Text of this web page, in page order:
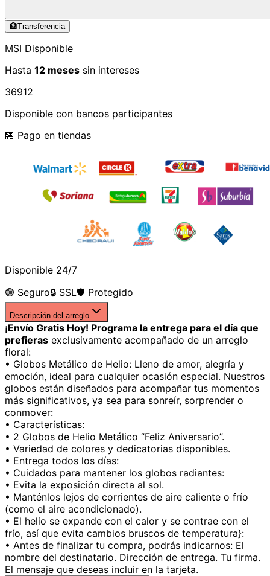
🏦Transferencia
MSI Disponible
Hasta 12 meses sin intereses
36912
Disponible con bancos participantes
🏪 Pago en tiendas
Disponible 24/7
🟢 Seguro🔒 SSL🛡️ Protegido
Descripción del arreglo
¡Envío Gratis Hoy! Programa la entrega para el día que
prefieras exclusivamente acompañado de un arreglo
floral:
• Globos Metálico de Helio: Lleno de amor, alegría y
emoción, ideal para cualquier ocasión especial. Nuestros
globos están diseñados para acompañar tus momentos
más significativos, ya sea para sonreír, sorprender o
conmover:
• Características:
• 2 Globos de Helio Metálico ‘’Feliz Aniversario’’.
• Variedad de colores y dedicatorias disponibles.
• Entrega todos los días:
• Cuidados para mantener los globos radiantes:
• Evita la exposición directa al sol.
• Manténlos lejos de corrientes de aire caliente o frío
(como el aire acondicionado).
• El helio se expande con el calor y se contrae con el
frío, así que evita cambios bruscos de temperatura}:
• Antes de finalizar tu compra, podrás indicarnos: El
nombre del destinatario. Dirección de entrega. Tu firma.
El mensaje que deseas incluir en la tarjeta.